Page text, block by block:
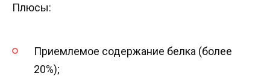
Плюсы:
Приемлемое содержание белка (более
20%);